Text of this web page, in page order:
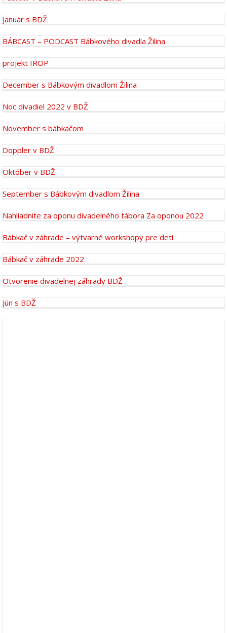
Január s BDŽ
BÁBCAST – PODCAST Bábkového divadla Žilina
projekt IROP
December s Bábkovým divadlom Žilina
Noc divadiel 2022 v BDŽ
November s bábkačom
Doppler v BDŽ
Október v BDŽ
September s Bábkovým divadlom Žilina
Nahliadnite za oponu divadelného tábora Za oponou 2022
Bábkač v záhrade – výtvarné workshopy pre deti
Bábkač v záhrade 2022
Otvorenie divadelnej záhrady BDŽ
Jún s BDŽ